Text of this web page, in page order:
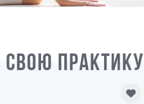
СВОЮ ПРАКТИКУ